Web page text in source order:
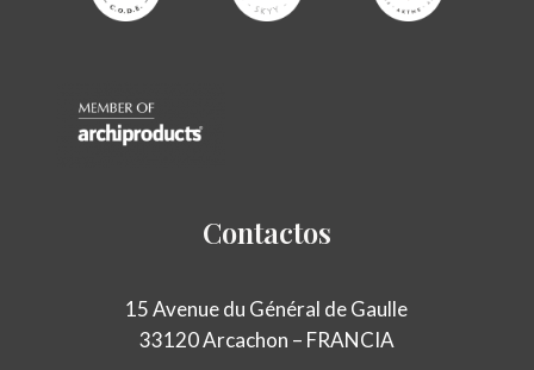
Contactos
15 Avenue du Général de Gaulle
33120 Arcachon – FRANCIA